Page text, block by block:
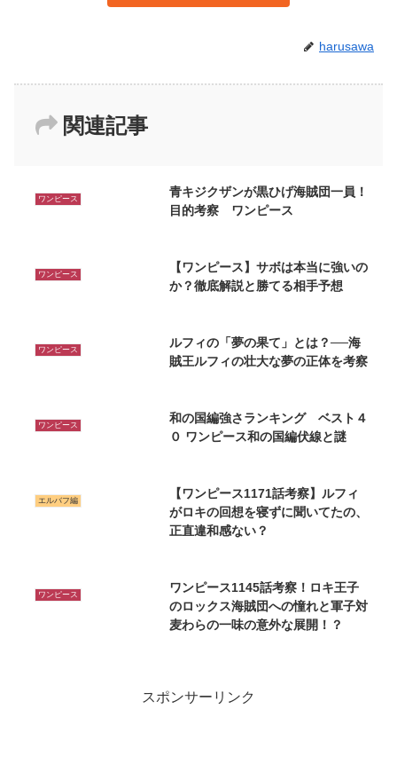
harusawa
関連記事
ワンピース
青キジクザンが黒ひげ海賊団一員！
目的考察 ワンピース
ワンピース
【ワンピース】サボは本当に強いの
か？徹底解説と勝てる相手予想
ワンピース
ルフィの「夢の果て」とは？──海
賊王ルフィの壮大な夢の正体を考察
ワンピース
和の国編強さランキング ベスト４
０ ワンピース和の国編伏線と謎
エルバフ編
【ワンピース1171話考察】ルフィ
がロキの回想を寝ずに聞いてたの、
正直違和感ない？
ワンピース
ワンピース1145話考察！ロキ王子
のロックス海賊団への憧れと軍子対
麦わらの一味の意外な展開！？
スポンサーリンク